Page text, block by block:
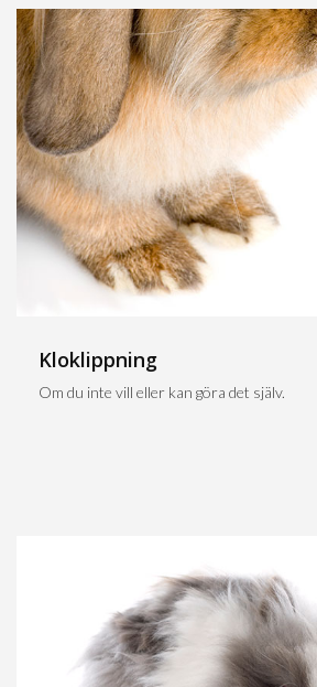
Kloklippning
Om du inte vill eller kan göra det själv.